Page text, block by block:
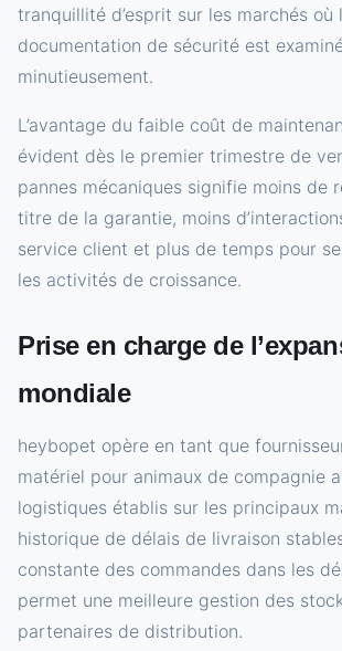
tranquillité d’esprit sur les marchés où
documentation de sécurité est
minutieusement.
L’avantage du faible coût de
évident dès le premier trimestre de
pannes mécaniques signifie moins de
titre de la garantie, moins
service client et plus de temps pour
les activités de croissance.
Prise en charge de
mondiale
heybopet opère en tant que
matériel pour animaux de compagnie
logistiques établis sur les principaux
historique de délais de livraison
constante des commandes dans les
permet une meilleure gestion des
partenaires de distribution.